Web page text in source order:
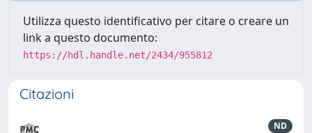
Utilizza questo identificativo per citare o creare un
link a questo documento:
https://hdl.handle.net/2434/955812
Citazioni
ND